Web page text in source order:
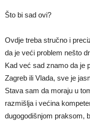
Što bi sad ovi?
Ovdje treba stručno i
da je veći problem nešto
Kad već sad znamo da je
Zagreb ili Vlada, sve je
Stava sam da moraju u
razmišlja i većina
dugogodišnjom praksom,